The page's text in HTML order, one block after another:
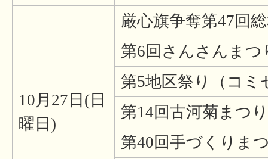
10月27日(日
曜日)
厳心旗争奪第47回
第6回さんさんまつ
第5地区祭り（コミ
第14回古河菊まつ
第40回手づくりま